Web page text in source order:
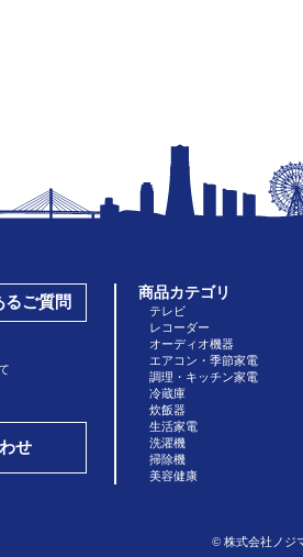
るご質問
せ
商品カテゴリ
テレビ
レコーダー
オーディオ機器
エアコン・季節家電
調理・キッチン家電
冷蔵庫
炊飯器
生活家電
洗濯機
掃除機
美容健康
© 株式会社ノジ